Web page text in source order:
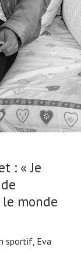
: « Je
monde
sportif, Eva